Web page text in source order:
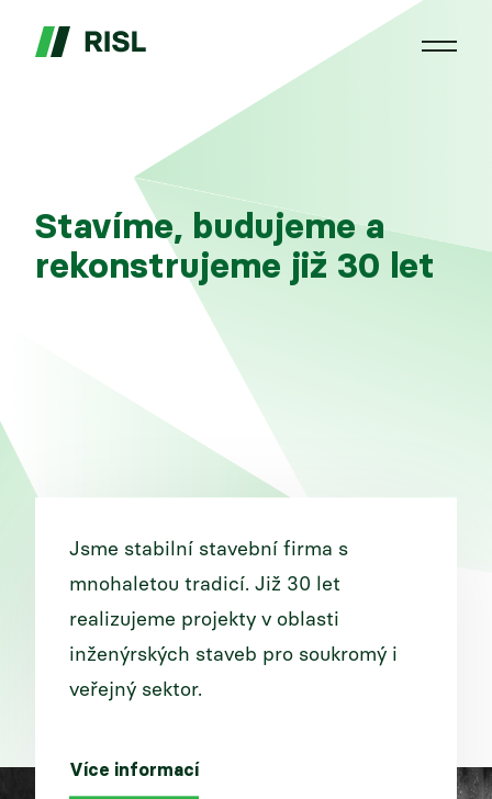
Stavíme, budujeme a
rekonstrujeme již 30 let
Jsme stabilní stavební firma s
mnohaletou tradicí. Již 30 let
realizujeme projekty v oblasti
inženýrských staveb pro soukromý i
veřejný sektor.
Více informací